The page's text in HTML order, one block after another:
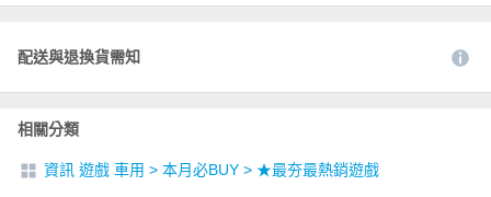
配送與退換貨需知
相關分類
資訊 遊戲 車用 > 本月必BUY > ★最夯最熱銷遊戲